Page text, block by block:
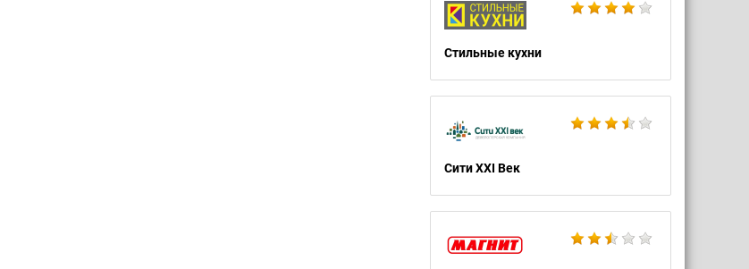
Стильные кухни
Сити XXI Век